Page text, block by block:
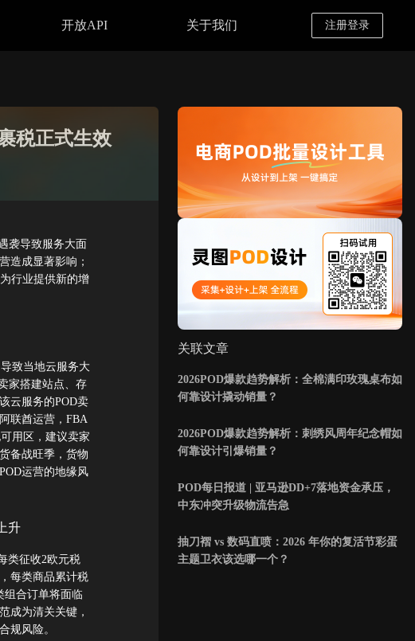
开放API 关于我们 注册登录
税正式生效
袭导致服务大面
造成显著影响；
行业提供新的增
致当地云服务大
家搭建站点、存
云服务的POD卖
联酋运营，FBA
用区，建议卖家
备战旺季，货物
运营的地缘风
升
类征收2欧元税
每类商品累计税
组合订单将面临
成为清关关键，
规风险。
关联文章
2026POD爆款趋势解析：全棉满印玫瑰桌布如
何靠设计撬动销量？
2026POD爆款趋势解析：刺绣风周年纪念帽如
何靠设计引爆销量？
POD每日报道 | 亚马逊DD+7落地资金承压，
中东冲突升级物流告急
抽刀褶 vs 数码直喷：2026 年你的复活节彩蛋
主题卫衣该选哪一个？